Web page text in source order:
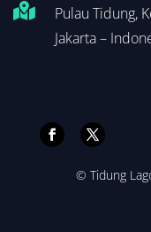

Pulau Tidung,
Jakarta –
© Tidung